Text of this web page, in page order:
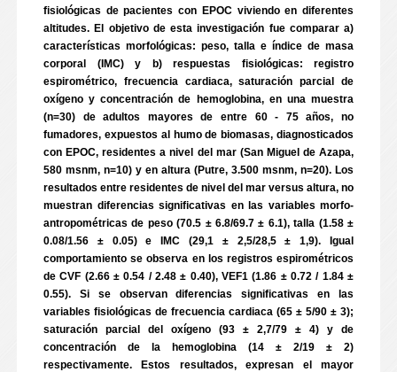
fisiológicas de pacientes con EPOC viviendo en diferentes
altitudes. El objetivo de esta investigación fue comparar a)
características morfológicas: peso, talla e índice de masa
corporal (IMC) y b) respuestas fisiológicas: registro
espirométrico, frecuencia cardiaca, saturación parcial de
oxígeno y concentración de hemoglobina, en una muestra
(n=30) de adultos mayores de entre 60 - 75 años, no
fumadores, expuestos al humo de biomasas, diagnosticados
con EPOC, residentes a nivel del mar (San Miguel de Azapa,
580 msnm, n=10) y en altura (Putre, 3.500 msnm, n=20). Los
resultados entre residentes de nivel del mar versus altura, no
muestran diferencias significativas en las variables morfo-
antropométricas de peso (70.5 ± 6.8/69.7 ± 6.1), talla (1.58 ±
0.08/1.56 ± 0.05) e IMC (29,1 ± 2,5/28,5 ± 1,9). Igual
comportamiento se observa en los registros espirométricos
de CVF (2.66 ± 0.54 / 2.48 ± 0.40), VEF1 (1.86 ± 0.72 / 1.84 ±
0.55). Si se observan diferencias significativas en las
variables fisiológicas de frecuencia cardiaca (65 ± 5/90 ± 3);
saturación parcial del oxígeno (93 ± 2,7/79 ± 4) y de
concentración de la hemoglobina (14 ± 2/19 ± 2)
respectivamente. Estos resultados, expresan el mayor